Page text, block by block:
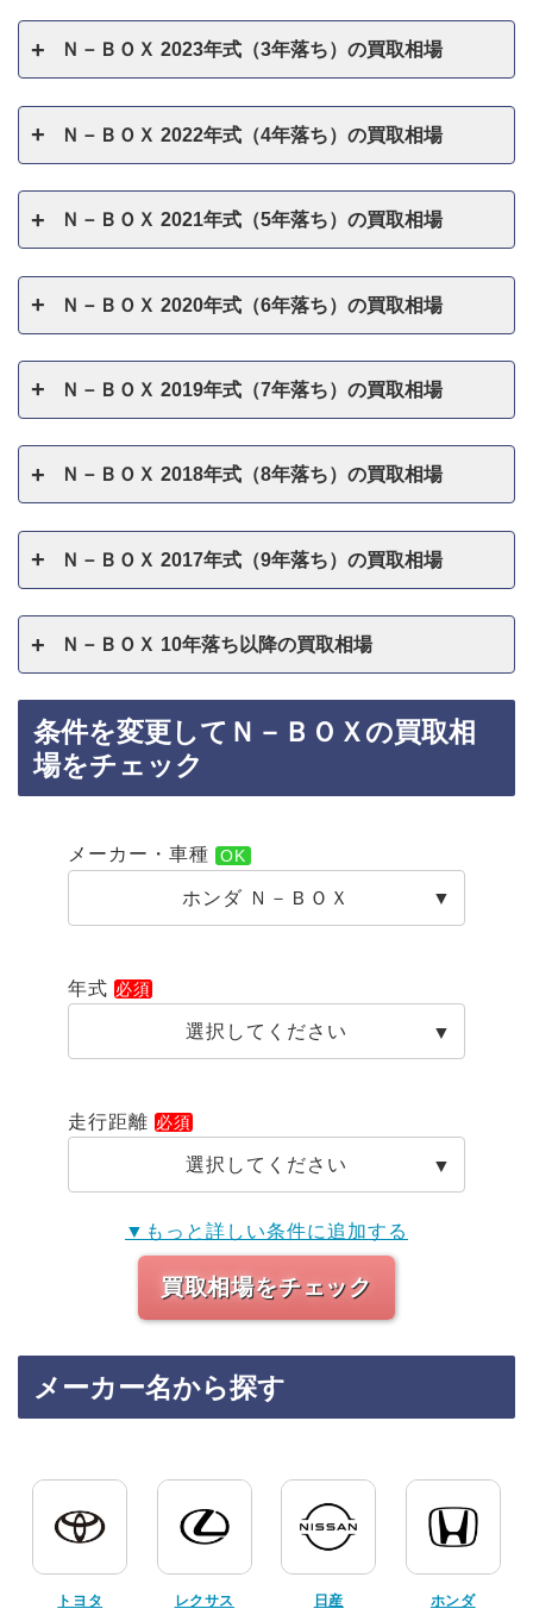
Ｎ－ＢＯＸ 2023年式（3年落ち）の買取相場
Ｎ－ＢＯＸ 2022年式（4年落ち）の買取相場
Ｎ－ＢＯＸ 2021年式（5年落ち）の買取相場
Ｎ－ＢＯＸ 2020年式（6年落ち）の買取相場
Ｎ－ＢＯＸ 2019年式（7年落ち）の買取相場
Ｎ－ＢＯＸ 2018年式（8年落ち）の買取相場
Ｎ－ＢＯＸ 2017年式（9年落ち）の買取相場
Ｎ－ＢＯＸ 10年落ち以降の買取相場
条件を変更してＮ－ＢＯＸの買取相
場をチェック
メーカー・車種
ホンダ Ｎ－ＢＯＸ
年式
選択してください
走行距離
選択してください
▼もっと詳しい条件に追加する
買取相場をチェック
メーカー名から探す
トヨタ レクサス 日産 ホンダ